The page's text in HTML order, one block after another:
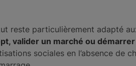
reste particulièrement adapté
valider un marché ou
sociales en l’absence de